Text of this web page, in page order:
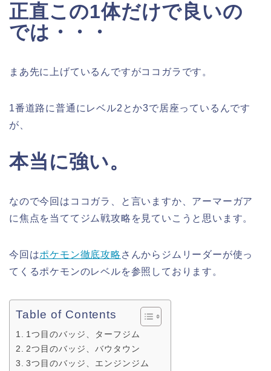
正直この1体だけで良いの
では・・・
まあ先に上げているんですがココガラです。
1番道路に普通にレベル2とか3で居座っているんです
が、
本当に強い。
なので今回はココガラ、と言いますか、アーマーガア
に焦点を当ててジム戦攻略を見ていこうと思います。
今回はポケモン徹底攻略 さんからジムリーダーが使っ
てくるポケモンのレベルを参照しております。
Table of Contents
1つ目のバッジ、ターフジム
2つ目のバッジ、バウタウン
3つ目のバッジ、エンジンジム